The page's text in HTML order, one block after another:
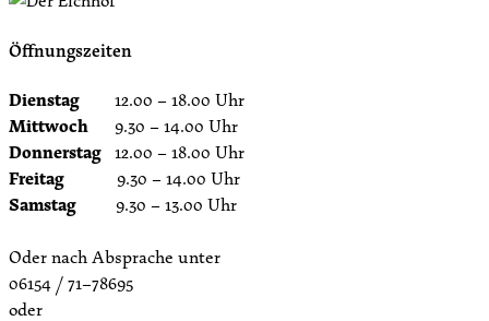
Öffnungszeiten
Dienstag 12.00 – 18.00 Uhr
Mittwoch 9.30 – 14.00 Uhr
Donnerstag 12.00 – 18.00 Uhr
Freitag 9.30 – 14.00 Uhr
Samstag 9.30 – 13.00 Uhr
Oder nach Absprache unter
06154 / 71–78695
oder